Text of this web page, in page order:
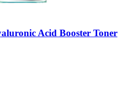
Acid Booster Toner